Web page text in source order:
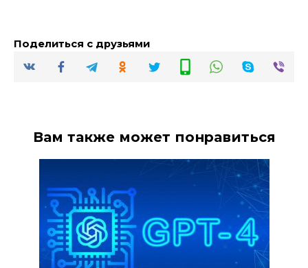
Поделиться с друзьями
Вам также может понравиться